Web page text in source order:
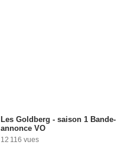
Les Goldberg - saison 1 Bande-
annonce VO
12 116 vues